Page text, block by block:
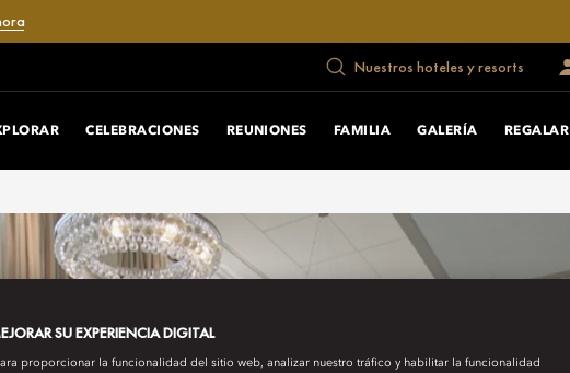
Nuestros hoteles y resorts
CELEBRACIONES REUNIONES FAMILIA GALERÍA REGALAR
SU EXPERIENCIA DIGITAL
proporcionar la funcionalidad del sitio web, analizar nuestro tráfico y habilitar la funcionalidad